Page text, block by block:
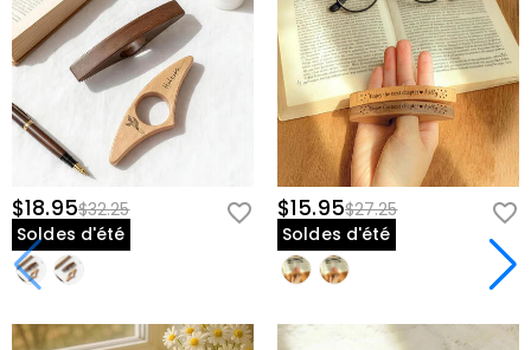
$18.95$32.25
Soldes d'été
$15.95$27.25
Soldes d'été